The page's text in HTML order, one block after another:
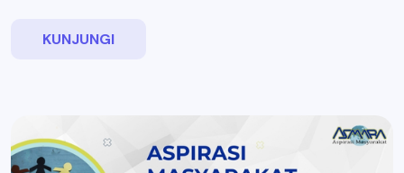
KUNJUNGI